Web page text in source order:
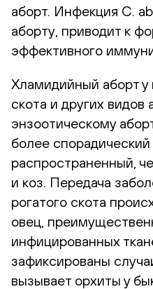
аборт. Инфекция C.
аборту, приводит к
эффективного
Хламидийный аборт у
скота и других видов
энзоотическому
более
распространенный,
и коз. Передача
рогатого скота
овец,
инфицированных
зафиксированы
вызывает орхиты у